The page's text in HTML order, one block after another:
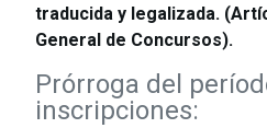
traducida y legalizada.
General de Concursos).
Prórroga del
inscripciones: